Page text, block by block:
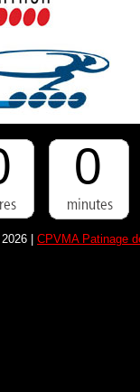
0
| CPVMA Patinage